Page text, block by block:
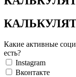
Какие активные
есть?
Instagram
Вконтакте